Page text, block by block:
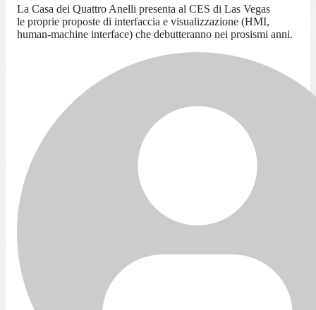
La Casa dei Quattro Anelli presenta al CES di Las Vegas
le proprie proposte di interfaccia e visualizzazione (HMI,
human-machine interface) che debutteranno nei prosismi anni.